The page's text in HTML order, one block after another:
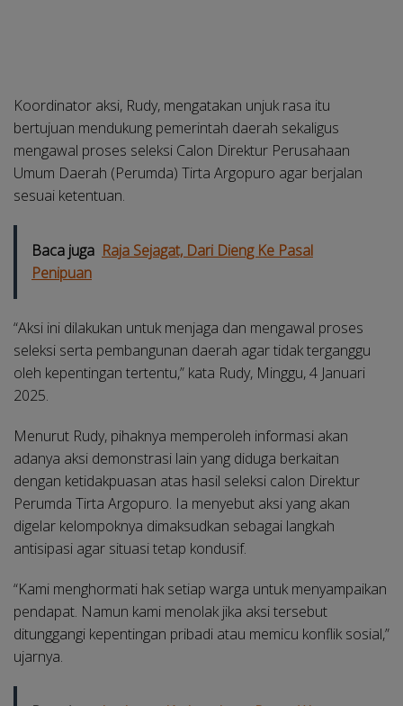
Koordinator aksi, Rudy, mengatakan unjuk rasa itu
bertujuan mendukung pemerintah daerah sekaligus
mengawal proses seleksi Calon Direktur Perusahaan
Umum Daerah (Perumda) Tirta Argopuro agar berjalan
sesuai ketentuan.
Baca juga Raja Sejagat, Dari Dieng Ke Pasal
Penipuan
“Aksi ini dilakukan untuk menjaga dan mengawal proses
seleksi serta pembangunan daerah agar tidak terganggu
oleh kepentingan tertentu,” kata Rudy, Minggu, 4 Januari
2025.
Menurut Rudy, pihaknya memperoleh informasi akan
adanya aksi demonstrasi lain yang diduga berkaitan
dengan ketidakpuasan atas hasil seleksi calon Direktur
Perumda Tirta Argopuro. Ia menyebut aksi yang akan
digelar kelompoknya dimaksudkan sebagai langkah
antisipasi agar situasi tetap kondusif.
“Kami menghormati hak setiap warga untuk menyampaikan
pendapat. Namun kami menolak jika aksi tersebut
ditunggangi kepentingan pribadi atau memicu konflik sosial,”
ujarnya.